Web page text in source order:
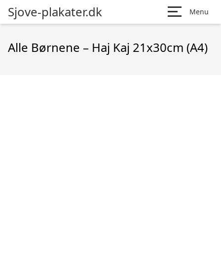
Sjove-plakater.dk Menu
Alle Børnene – Haj Kaj 21x30cm (A4)